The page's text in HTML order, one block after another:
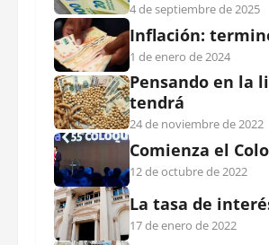
4 de septiembre de 2025
Inflación:
1 de enero de 2024
Pensando en la
tendrá
24 de noviembre de 2022
Comienza el
12 de octubre de 2022
La tasa de
17 de enero de 2022